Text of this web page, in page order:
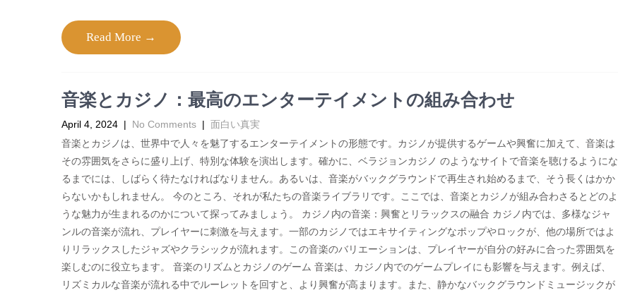
Read More →
音楽とカジノ：最高のエンターテイメントの組み合わせ
April 4, 2024 | No Comments | 面白い真実
音楽とカジノは、世界中で人々を魅了するエンターテイメントの形態です。カジノが提供するゲームや興奮に加えて、音楽は
その雰囲気をさらに盛り上げ、特別な体験を演出します。確かに、ベラジョンカジノ のようなサイトで音楽を聴けるようにな
るまでには、しばらく待たなければなりません。あるいは、音楽がバックグラウンドで再生され始めるまで、そう長くはかか
らないかもしれません。 今のところ、それが私たちの音楽ライブラリです。ここでは、音楽とカジノが組み合わさるとどのよ
うな魅力が生まれるのかについて探ってみましょう。 カジノ内の音楽：興奮とリラックスの融合 カジノ内では、多様なジャ
ンルの音楽が流れ、プレイヤーに刺激を与えます。一部のカジノではエキサイティングなポップやロックが、他の場所ではよ
りリラックスしたジャズやクラシックが流れます。この音楽のバリエーションは、プレイヤーが自分の好みに合った雰囲気を
楽しむのに役立ちます。 音楽のリズムとカジノのゲーム 音楽は、カジノ内でのゲームプレイにも影響を与えます。例えば、
リズミカルな音楽が流れる中でルーレットを回すと、より興奮が高まります。また、静かなバックグラウンドミュージックが